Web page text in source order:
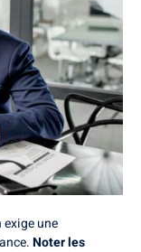
exige une
Noter les